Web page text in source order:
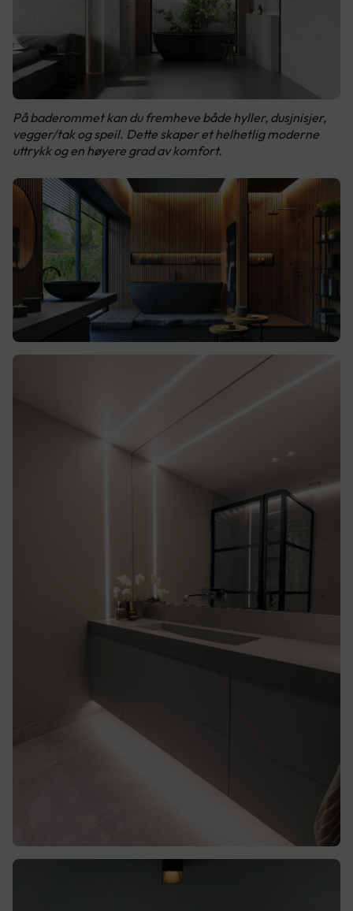
På baderommet kan du fremheve både hyller, dusjnisjer,
vegger/tak og speil. Dette skaper et helhetlig moderne
uttrykk og en høyere grad av komfort.